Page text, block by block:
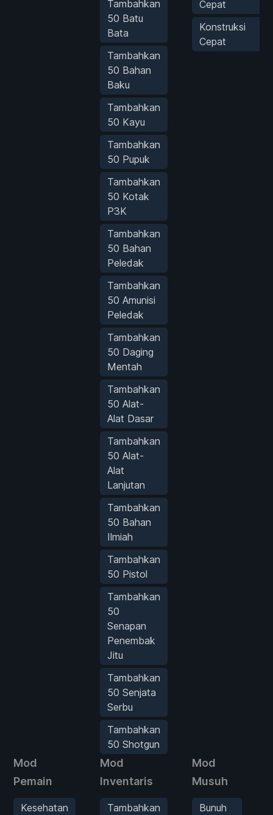
Tambahkan
50 Batu
Bata
Tambahkan
50 Bahan
Baku
Tambahkan
50 Kayu
Tambahkan
50 Pupuk
Tambahkan
50 Kotak
P3K
Tambahkan
50 Bahan
Peledak
Tambahkan
50 Amunisi
Peledak
Tambahkan
50 Daging
Mentah
Tambahkan
50 Alat-
Alat Dasar
Tambahkan
50 Alat-
Alat
Lanjutan
Tambahkan
50 Bahan
Ilmiah
Tambahkan
50 Pistol
Tambahkan
50
Senapan
Penembak
Jitu
Tambahkan
50 Senjata
Serbu
Tambahkan
50 Shotgun
Cepat
Konstruksi
Cepat
Mod
Pemain
Kesehatan
Mod
Inventaris
Tambahkan
Mod
Musuh
Bunuh